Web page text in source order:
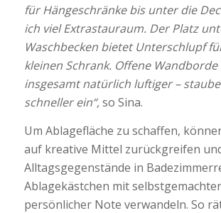
für Hängeschränke bis unter die
ich viel Extrastauraum. Der Platz
Waschbecken bietet Unterschlupf
kleinen Schrank. Offene
insgesamt natürlich luftiger –
schneller ein“,so Sina.
Um Ablagefläche zu schaffen,
auf kreative Mittel zurückgreifen
Alltagsgegenstände in
Ablagekästchen mit
persönlicher Note verwandeln. So